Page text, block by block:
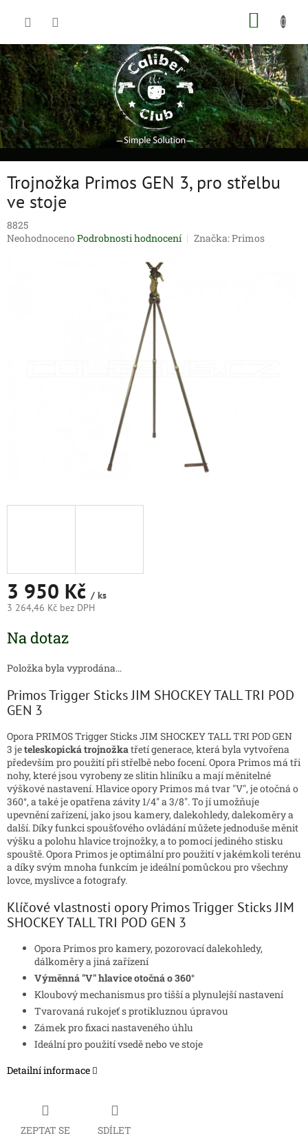
Trojnožka Primos GEN 3, pro střelbu
ve stoje
8825
Průměrné
Neohodnoceno Podrobnosti hodnocení Značka:Primos
3 950 Kč / ks
3 264,46 Kč bez DPH
cena:
Na dotaz
Položka byla vyprodána…
Primos Trigger Sticks JIM SHOCKEY TALL TRI POD
GEN 3
Opora PRIMOS TriggerSticks JIM SHOCKEY TALL TRI POD GEN
3 jeteleskopická trojnožkatřetí generace, která byla vytvořena
především pro použití při střelbě nebo focení. Opora Primos má tři
nohy, které jsou vyrobeny ze slitin hliníku a mají měnitelné
výškové nastavení. Hlavice opory Primos má tvar "V", je otočná o
360°, a také je opatřena závity 1/4" a 3/8". To jí umožňuje
upevnění zařízení, jako jsou kamery, dalekohledy, dalekoměry a
další. Díky funkci spoušťového ovládání můžete jednoduše měnit
výšku a polohu hlavice trojnožky, a to pomocí jediného stisku
spouště. Opora Primos je optimální pro použití v jakémkoli terénu
a díky svým mnoha funkcím je ideální pomůckou pro všechny
lovce, myslivce a fotografy.
Klíčové vlastnosti opory PrimosTrigger Sticks JIM
SHOCKEY TALL TRI POD GEN 3
Opora Primos pro kamery, pozorovací dalekohledy,
dálkoměry a jiná zařízení
Výměnná "V" hlavice otočná o 360°
Kloubový mechanismus pro tišší a plynulejší nastavení
Tvarovaná rukojeť s protikluznou úpravou
Zámek pro fixaci nastaveného úhlu
Ideální propoužití vsedě nebo ve stoje
Detailní informace
ZEPTAT SE SDÍLET